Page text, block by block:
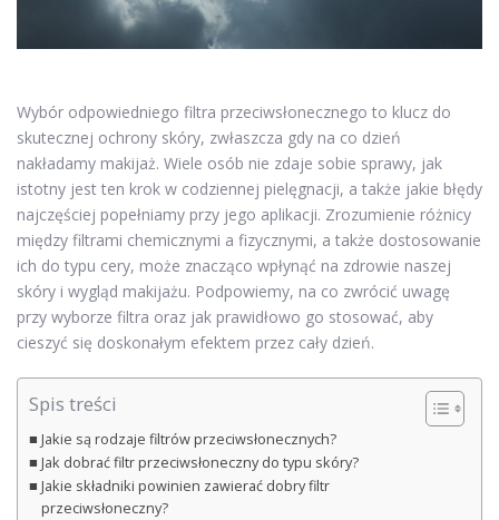
Wybór odpowiedniego filtra przeciwsłonecznego to klucz do
skutecznej ochrony skóry, zwłaszcza gdy na co dzień
nakładamy makijaż. Wiele osób nie zdaje sobie sprawy, jak
istotny jest ten krok w codziennej pielęgnacji, a także jakie błędy
najczęściej popełniamy przy jego aplikacji. Zrozumienie różnicy
między filtrami chemicznymi a fizycznymi, a także dostosowanie
ich do typu cery, może znacząco wpłynąć na zdrowie naszej
skóry i wygląd makijażu. Podpowiemy, na co zwrócić uwagę
przy wyborze filtra oraz jak prawidłowo go stosować, aby
cieszyć się doskonałym efektem przez cały dzień.
Spis treści
Jakie są rodzaje filtrów przeciwsłonecznych?
Jak dobrać filtr przeciwsłoneczny do typu skóry?
Jakie składniki powinien zawierać dobry filtr
przeciwsłoneczny?